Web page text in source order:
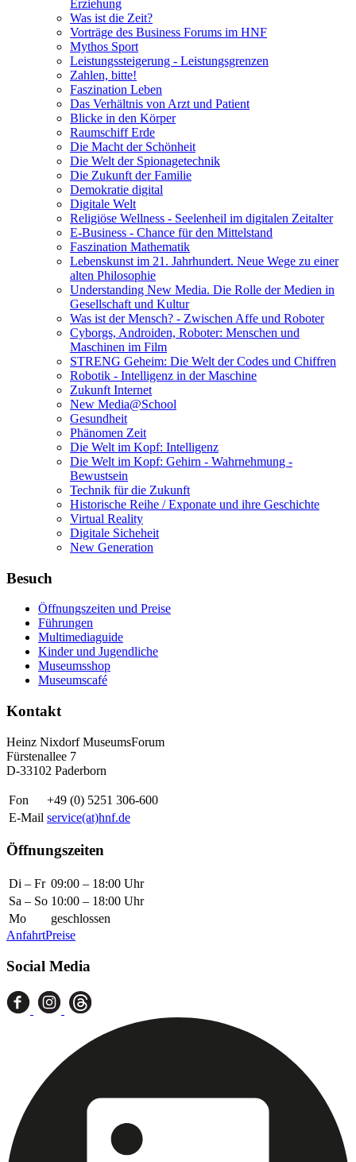
Erziehung
Was ist die Zeit?
Vorträge des Business Forums im HNF
Mythos Sport
Leistungssteigerung - Leistungsgrenzen
Zahlen, bitte!
Faszination Leben
Das Verhältnis von Arzt und Patient
Blicke in den Körper
Raumschiff Erde
Die Macht der Schönheit
Die Welt der Spionagetechnik
Die Zukunft der Familie
Demokratie digital
Digitale Welt
Religiöse Wellness - Seelenheil im digitalen Zeitalter
E-Business - Chance für den Mittelstand
Faszination Mathematik
Lebenskunst im 21. Jahrhundert. Neue Wege zu einer
alten Philosophie
Understanding New Media. Die Rolle der Medien in
Gesellschaft und Kultur
Was ist der Mensch? - Zwischen Affe und Roboter
Cyborgs, Androiden, Roboter: Menschen und
Maschinen im Film
STRENG Geheim: Die Welt der Codes und Chiffren
Robotik - Intelligenz in der Maschine
Zukunft Internet
New Media@School
Gesundheit
Phänomen Zeit
Die Welt im Kopf: Intelligenz
Die Welt im Kopf: Gehirn - Wahrnehmung -
Bewustsein
Technik für die Zukunft
Historische Reihe / Exponate und ihre Geschichte
Virtual Reality
Digitale Sicheheit
New Generation
Besuch
Öffnungszeiten und Preise
Führungen
Multimediaguide
Kinder und Jugendliche
Museumsshop
Museumscafé
Kontakt
Heinz Nixdorf MuseumsForum
Fürstenallee 7
D-33102 Paderborn
Fon
+49 (0) 5251 306-600
E-Mail service(at)hnf.de
Öffnungszeiten
Di – Fr 09:00 – 18:00 Uhr
Sa – So 10:00 – 18:00 Uhr
Mo
geschlossen
AnfahrtPreise
Social Media